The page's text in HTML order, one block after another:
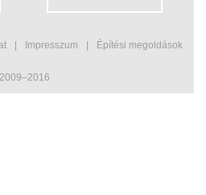
Impresszum Építési megoldások